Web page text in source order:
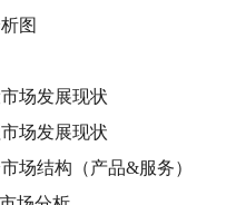
图
场发展现状
场发展现状
场结构（产品&服务）